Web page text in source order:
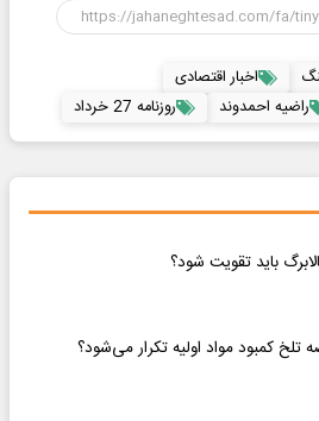
اخبار اقتصادی
راضیه احمدوند روزنامه 27 خرداد
باید تقویت شود؟
تلخ کمبود مواد اولیه تکرار می‌شود؟